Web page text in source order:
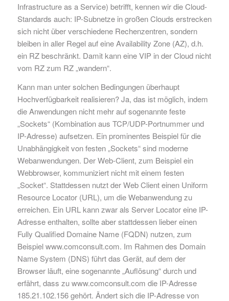
Infrastructure as a Service) betrifft, kennen wir die Cloud-
Standards auch: IP-Subnetze in großen Clouds erstrecken
sich nicht über verschiedene Rechenzentren, sondern
bleiben in aller Regel auf eine Availability Zone (AZ), d.h.
ein RZ beschränkt. Damit kann eine VIP in der Cloud nicht
vom RZ zum RZ „wandern“.
Kann man unter solchen Bedingungen überhaupt
Hochverfügbarkeit realisieren? Ja, das ist möglich, indem
die Anwendungen nicht mehr auf sogenannte feste
„Sockets“ (Kombination aus TCP/UDP-Portnummer und
IP-Adresse) aufsetzen. Ein prominentes Beispiel für die
Unabhängigkeit von festen „Sockets“ sind moderne
Webanwendungen. Der Web-Client, zum Beispiel ein
Webbrowser, kommuniziert nicht mit einem festen
„Socket“. Stattdessen nutzt der Web Client einen Uniform
Resource Locator (URL), um die Webanwendung zu
erreichen. Ein URL kann zwar als Server Locator eine IP-
Adresse enthalten, sollte aber stattdessen lieber einen
Fully Qualified Domaine Name (FQDN) nutzen, zum
Beispiel www.comconsult.com. Im Rahmen des Domain
Name System (DNS) führt das Gerät, auf dem der
Browser läuft, eine sogenannte „Auflösung“ durch und
erfährt, dass zu www.comconsult.com die IP-Adresse
185.21.102.156 gehört. Ändert sich die IP-Adresse von